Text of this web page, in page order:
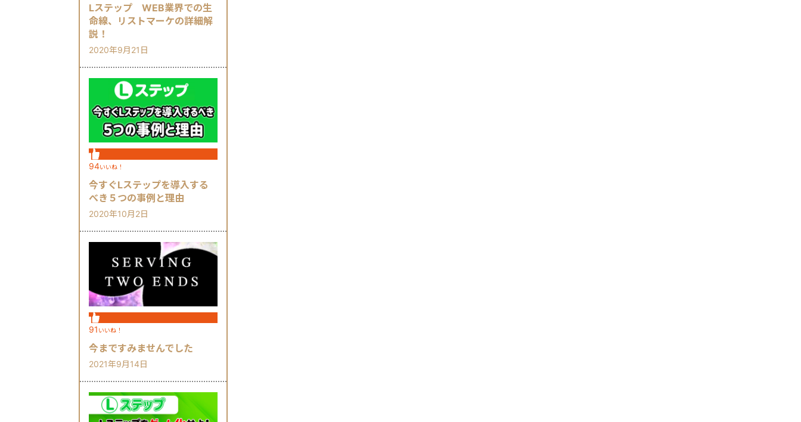
Lステップ WEB業界での生
命線、リストマーケの詳細解
説！
2020年9月21日
94いいね！
今すぐLステップを導入する
べき５つの事例と理由
2020年10月2日
91 いいね！
今まですみませんでした
2021年9月14日